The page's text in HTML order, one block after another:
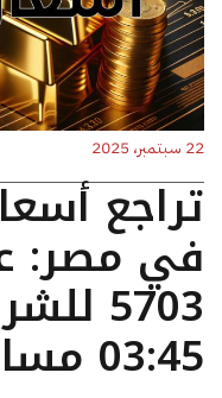
22 سبتمبر، 2025
تراجع
5703
03:45 مساءًا